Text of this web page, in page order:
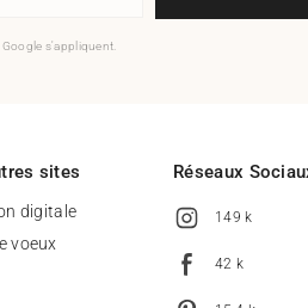
s'appliquent.
sites
digitale
voeux
Réseaux
149 k
42 k